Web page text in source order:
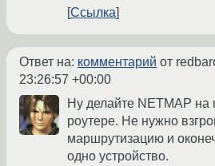
Ссылка
Ответ на: комментарий от
23:26:57 +00:00
Ну делайте NETMAP
роутере. Не нужно
маршрутизацию и
одно устройство.